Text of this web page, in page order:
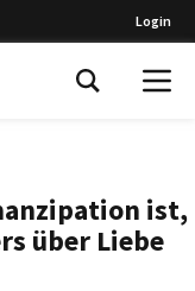
Login
ist,
über Liebe